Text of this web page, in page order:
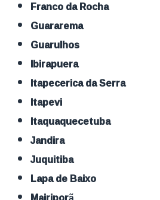
Franco da Rocha
Guararema
Guarulhos
Ibirapuera
Itapecerica da Serra
Itapevi
Itaquaquecetuba
Jandira
Juquitiba
Lapa de Baixo